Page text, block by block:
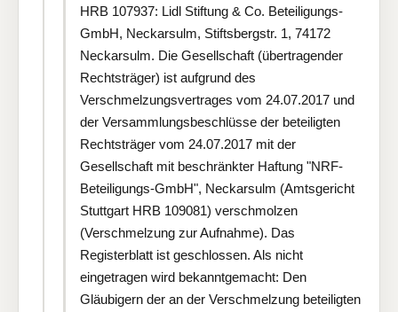
HRB 107937: Lidl Stiftung & Co. Beteiligungs-
GmbH, Neckarsulm, Stiftsbergstr. 1, 74172
Neckarsulm. Die Gesellschaft (übertragender
Rechtsträger) ist aufgrund des
Verschmelzungsvertrages vom 24.07.2017 und
der Versammlungsbeschlüsse der beteiligten
Rechtsträger vom 24.07.2017 mit der
Gesellschaft mit beschränkter Haftung "NRF-
Beteiligungs-GmbH", Neckarsulm (Amtsgericht
Stuttgart HRB 109081) verschmolzen
(Verschmelzung zur Aufnahme). Das
Registerblatt ist geschlossen. Als nicht
eingetragen wird bekanntgemacht: Den
Gläubigern der an der Verschmelzung beteiligten